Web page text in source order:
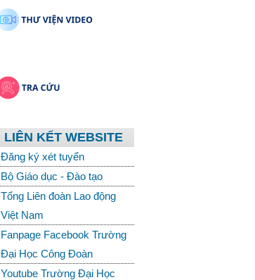
LIÊN KẾT WEBSITE
Đăng ký xét tuyển
Bộ Giáo dục - Đào tạo
Tổng Liên đoàn Lao động
Việt Nam
Fanpage Facebook Trường
Đại Học Công Đoàn
Youtube Trường Đại Học